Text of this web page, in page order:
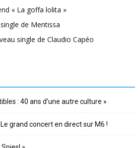
« La goffa lolita »
de Mentissa
single de Claudio Capéo
: 40 ans d’une autre culture »
grand concert en direct sur M6 !